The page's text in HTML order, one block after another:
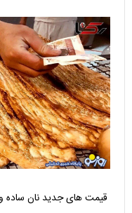
قیمت های جدید نان ساده